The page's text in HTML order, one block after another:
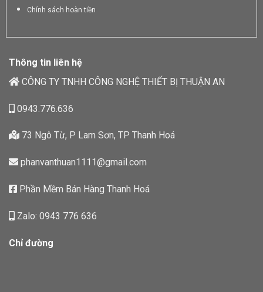
Chính sách hoàn tiền
Thông tin liên hệ
CÔNG TY TNHH CÔNG NGHỆ THIẾT BỊ THUẬN AN
0943.776.636
73 Ngô Từ, P Lam Sơn, TP Thanh Hoá
phanvanthuan1111@gmail.com
Phần Mềm Bán Hàng Thanh Hoá
Zalo: 0943 776 636
Chỉ đường